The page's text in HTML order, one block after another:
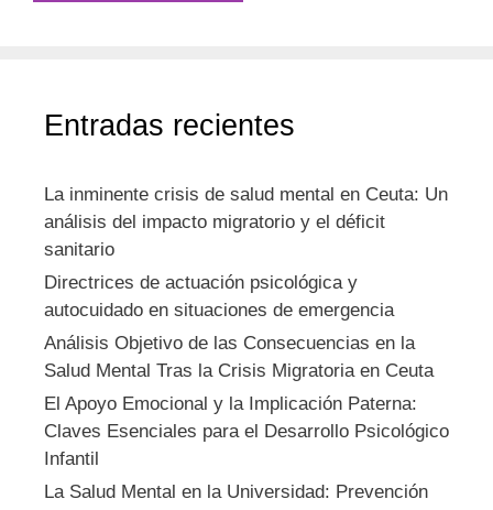
Entradas recientes
La inminente crisis de salud mental en Ceuta: Un
análisis del impacto migratorio y el déficit
sanitario
Directrices de actuación psicológica y
autocuidado en situaciones de emergencia
Análisis Objetivo de las Consecuencias en la
Salud Mental Tras la Crisis Migratoria en Ceuta
El Apoyo Emocional y la Implicación Paterna:
Claves Esenciales para el Desarrollo Psicológico
Infantil
La Salud Mental en la Universidad: Prevención